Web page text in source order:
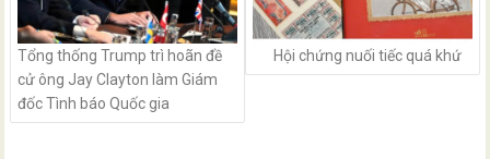
Tổng thống Trump trì hoãn đề
cử ông Jay Clayton làm Giám
đốc Tình báo Quốc gia
Hội chứng nuối tiếc quá khứ